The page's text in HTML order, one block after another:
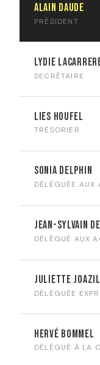
Alain Daude
PRÉSIDENT
Lydie
SECRÉTAIRE
Lies Houfel
TRÉSORIER
Sonia Delphin
DÉLÉGUÉE AUX
Jean-Sylvain
DÉLÉGUÉ AUX
Juliette
DÉLÉGUÉE
Hervé Bommel
DÉLÉGUÉ À LA